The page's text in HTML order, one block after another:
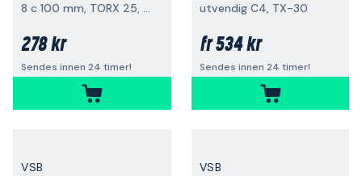
8 c 100 mm, TORX 25, utvendig C4, 100-pakning
278 kr
Sendes innen 24 timer!
utvendig C4, TX-30
fr534 kr
Sendes innen 24 timer!
VSB VSB